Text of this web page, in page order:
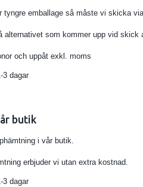
tyngre emballage så måste vi skicka
alternativet som kommer upp vid
och uppåt exkl. moms
3 dagar
butik
i vår butik.
erbjuder vi utan extra kostnad.
3 dagar